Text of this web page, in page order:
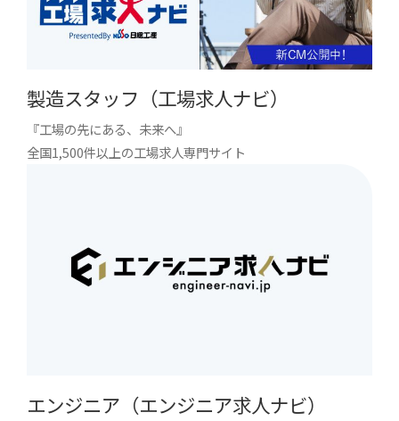
製造スタッフ（工場求人ナビ）
『工場の先にある、未来へ』
全国1,500件以上の工場求人専門サイト
エンジニア（エンジニア求人ナビ）